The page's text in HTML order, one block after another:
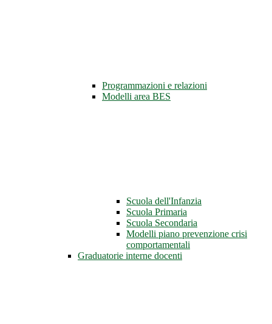
Programmazioni e relazioni
Modelli area BES
Scuola dell'Infanzia
Scuola Primaria
Scuola Secondaria
Modelli piano prevenzione crisi
comportamentali
Graduatorie interne docenti